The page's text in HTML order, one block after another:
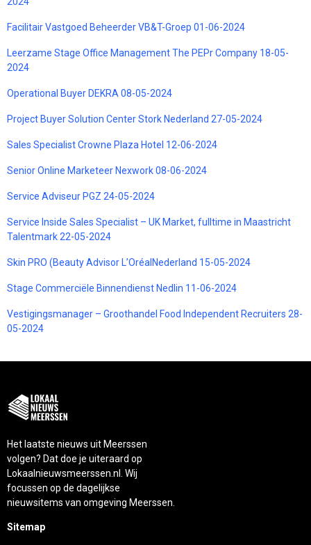
Facilitair Vastgoed Beheerder VB&T-Groep 01-06-2024
Leerzame Stage Office Management The PEPr Company 18-05-
2024
Operational Buyer DEKRA 08-05-2024
Project Buyer Solution Center Stork Nederland 27-05-2024
Sales Specialist Crowne Plaza Hotel 12-06-2024
Senior Online Marketeer Nexwork 08-06-2024
Service Adviseur PGZ 24-05-2024
Service Inside Sales Specialist – UK Market, fulltime in Maastricht
Talentmark 22-05-2024
Skin PRO (Beauty Advisor L’OréalNederland 15-05-2024
Stage Commerciële Binnendienst Nedlin 11-06-2024
Vestigingsmanager – Groothandel Food Independent Recruiters 28-
05-2024
Het laatste nieuws uit Meerssen
volgen? Dat doe je uiteraard op
Lokaalnieuwsmeerssen.nl. Wij
focussen op de dagelijkse
nieuwsitems van omgeving Meerssen.
Sitemap